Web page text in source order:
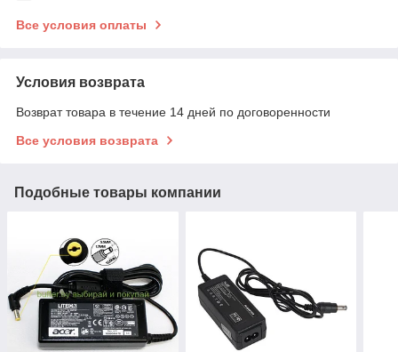
Все условия оплаты
Условия возврата
Возврат товара в течение 14 дней по договоренности
Все условия возврата
Подобные товары компании